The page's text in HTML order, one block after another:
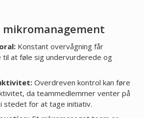
mikromanagement
Konstant overvågning får
at føle sig undervurderede og
Overdreven kontrol kan føre
da teammedlemmer venter på
stedet for at tage initiativ.